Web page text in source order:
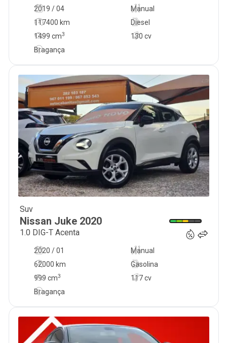
2019 / 04
Manual
117400 km
130 cv
Diesel
1499 cm3
Bragança
Suv
Nissan Juke 2020
1.0 DIG-T Acenta
2020 / 01
Manual
62000 km
117 cv
Gasolina
999 cm3
Bragança